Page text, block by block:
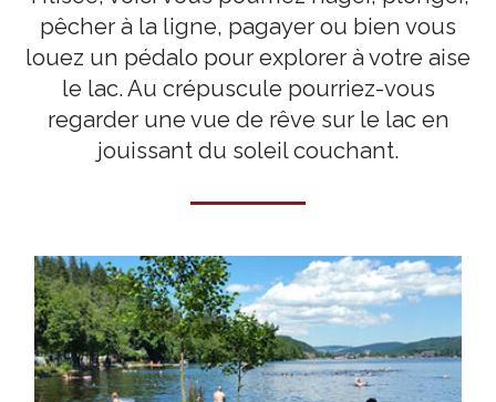
pêcher à la ligne, pagayer ou bien vous
louez un pédalo pour explorer à votre aise
le lac. Au crépuscule pourriez-vous
regarder une vue de rêve sur le lac en
jouissant du soleil couchant.